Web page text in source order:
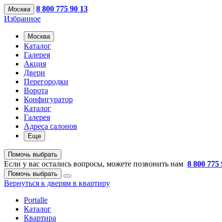
Москва
8 800 775 90 13
Избранное
Москва
Каталог
Галерея
Акция
Двери
Перегородки
Ворота
Конфигуратор
Каталог
Галерея
Адреса салонов
Еще
Помочь выбрать
Если у вас остались вопросы, можете позвонить нам 8 800 775
Помочь выбрать
Вернуться к дверям в квартиру
Portalle
Каталог
Квартира